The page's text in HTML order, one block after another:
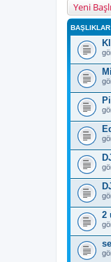
Yeni
BAŞLIKLAR
2